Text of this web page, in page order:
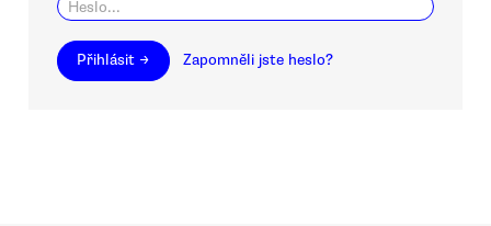
Přihlásit → Zapomněli jste heslo?